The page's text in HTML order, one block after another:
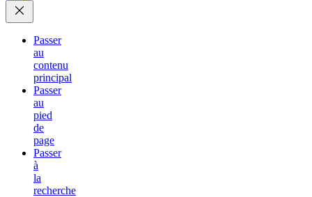
Passer
au
contenu
principal
Passer
au
pied
de
page
Passer
à
la
recherche